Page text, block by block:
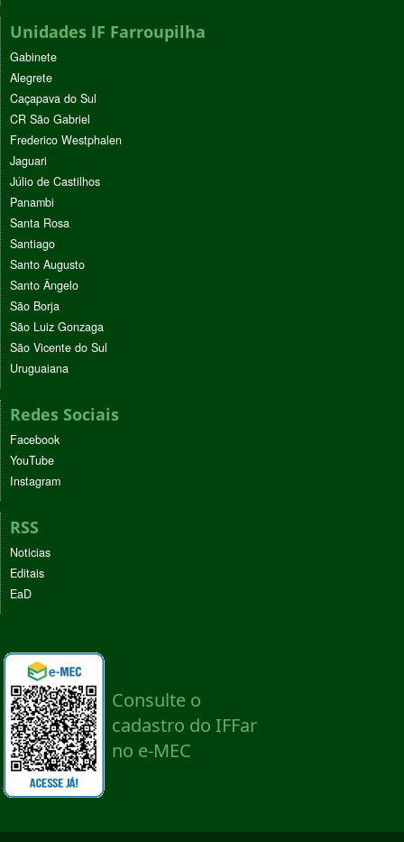
Unidades IF Farroupilha
Gabinete
Alegrete
Caçapava do Sul
CR São Gabriel
Frederico Westphalen
Jaguari
Júlio de Castilhos
Panambi
Santa Rosa
Santiago
Santo Augusto
Santo Ângelo
São Borja
São Luiz Gonzaga
São Vicente do Sul
Uruguaiana
Redes Sociais
Facebook
YouTube
Instagram
RSS
Noticias
Editais
EaD